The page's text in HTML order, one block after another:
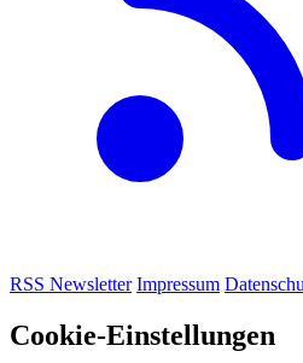
RSS Newsletter Impressum
Cookie-Einstellungen